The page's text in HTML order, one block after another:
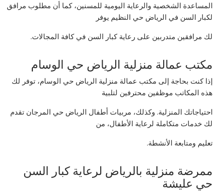
المساعدة الشخصية والرعاية اليومية للمسنين، كما أن مطلوب مرافق
لكبار السن في الرياض حي النظيم يوفر
لك مرافقين متدربين على رعاية كبار السن في كافة المجالات.
مكتب عمالة منزلية الرياض حي الوسام
إذا كنت بحاجة إلى مكتب عمالة منزلية الرياض حي الوسام، توفر لك
هذه المكاتب موظفين محترفين لتلبية
احتياجاتك المنزلية. وكذلك، مربيات أطفال الرياض حي المرجان تقدم
لك خدمات متكاملة لرعاية الأطفال، من
تعليم ومتابعة الأنشطة.
ممرضة منزلية بالرياض لرعاية كبار السن
حي عليشة